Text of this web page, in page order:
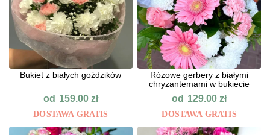
Bukiet z białych goździków
od 159.00 zł
DOSTAWA GRATIS
Różowe gerbery z białymi
chryzantemami w bukiecie
od 129.00zł
DOSTAWA GRATIS